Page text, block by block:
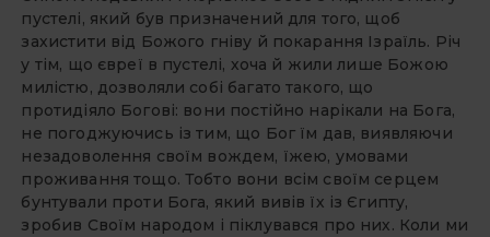
пустелі, який був призначений для того, щоб
захистити від Божого гніву й покарання Ізраїль. Річ
у тім, що євреї в пустелі, хоча й жили лише Божою
милістю, дозволяли собі багато такого, що
протидіяло Богові: вони постійно нарікали на Бога,
не погоджуючись із тим, що Бог їм дав, виявляючи
незадоволення своїм вождем, їжею, умовами
проживання тощо. Тобто вони всім своїм серцем
бунтували проти Бога, який вивів їх із Єгипту,
зробив Своїм народом і піклувався про них. Коли ми